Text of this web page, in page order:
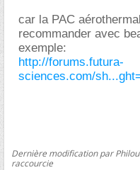
car la PAC
recommander avec
exemple:
http://forums.futura-
sciences.com/
Dernière modification par
raccourcie